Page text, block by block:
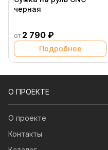
черная
от 2 790 ₽
Подробнее
О ПРОЕКТЕ
О проекте
Контакты